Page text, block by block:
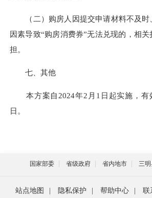
（二）购房人因提交申请材料不及时
因素导致“购房消费券”无法兑现的，相
担。
七、其他
本方案自2024年2月1日起实施，有
日。
国家部委 省级政府 省内地市 三明
站点地图 隐私保护 帮助中心 联